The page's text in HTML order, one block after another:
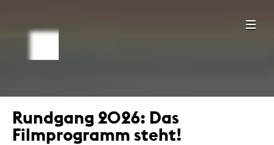
Rundgang 2026: Das
Filmprogramm steht!